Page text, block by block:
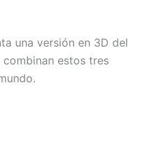
una versión en 3D del
estos tres